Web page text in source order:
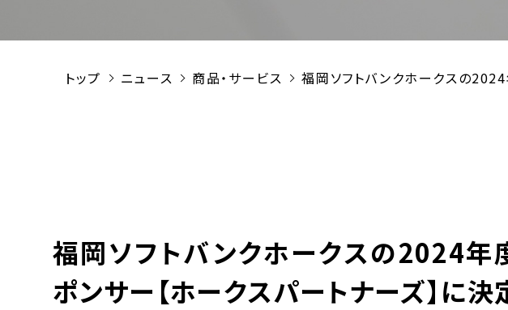
トップ ニュース 商品・サービス 福岡ソフトバンクホークスの2024
福岡ソフトバンクホークスの2024年
ポンサー【ホークスパートナーズ】に決